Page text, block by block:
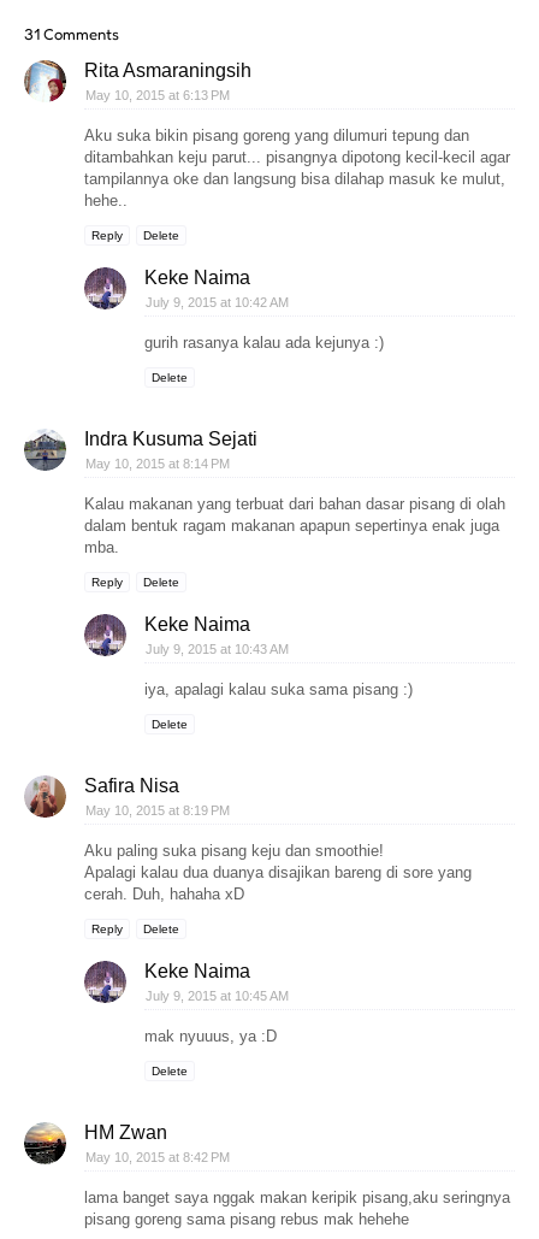
31 Comments
Rita Asmaraningsih
May 10, 2015 at 6:13 PM
Aku suka bikin pisang goreng yang dilumuri tepung dan
ditambahkan keju parut... pisangnya dipotong kecil-kecil agar
tampilannya oke dan langsung bisa dilahap masuk ke mulut,
hehe..
Reply Delete
Keke Naima
July 9, 2015 at 10:42 AM
gurih rasanya kalau ada kejunya :)
Delete
Indra Kusuma Sejati
May 10, 2015 at 8:14 PM
Kalau makanan yang terbuat dari bahan dasar pisang di olah
dalam bentuk ragam makanan apapun sepertinya enak juga
mba.
Reply Delete
Keke Naima
July 9, 2015 at 10:43 AM
iya, apalagi kalau suka sama pisang :)
Delete
Safira Nisa
May 10, 2015 at 8:19 PM
Aku paling suka pisang keju dan smoothie!
Apalagi kalau dua duanya disajikan bareng di sore yang
cerah. Duh, hahaha xD
Reply Delete
Keke Naima
July 9, 2015 at 10:45 AM
mak nyuuus, ya :D
Delete
HM Zwan
May 10, 2015 at 8:42 PM
lama banget saya nggak makan keripik pisang,aku seringnya
pisang goreng sama pisang rebus mak hehehe